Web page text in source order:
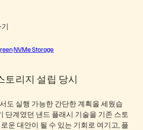
NVMe Storage
토리지 설립 당시
도 실행 가능한 간단한 계획을 세웠습
단계였던 낸드 플래시 기술을 기존 스토
운 대안이 될 수 있는 기회로 여기고, 플